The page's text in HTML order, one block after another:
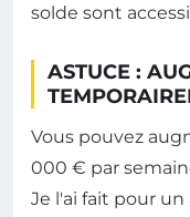
solde sont
ASTUCE :
Vous pouvez
000 € par
Je l'ai fait pour